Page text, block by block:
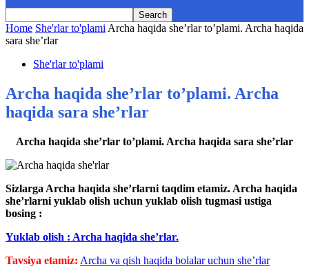
Home She'rlar to'plami Archa haqida she’rlar to’plami. Archa haqida
sara she’rlar
She'rlar to'plami
Archa haqida she’rlar to’plami. Archa
haqida sara she’rlar
Archa haqida she’rlar to’plami. Archa haqida sara she’rlar
Sizlarga Archa haqida she’rlarni taqdim etamiz. Archa haqida
she’rlarni yuklab olish uchun yuklab olish tugmasi ustiga
bosing :
Yuklab olish : Archa haqida she’rlar.
Tavsiya etamiz: Archa va qish haqida bolalar uchun she’rlar